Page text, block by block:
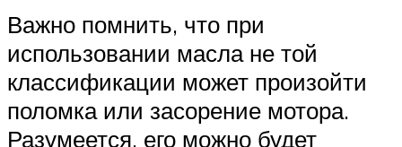
Важно помнить, что при
использовании масла не той
классификации может произойти
поломка или засорение мотора.
Разумеется, его можно будет